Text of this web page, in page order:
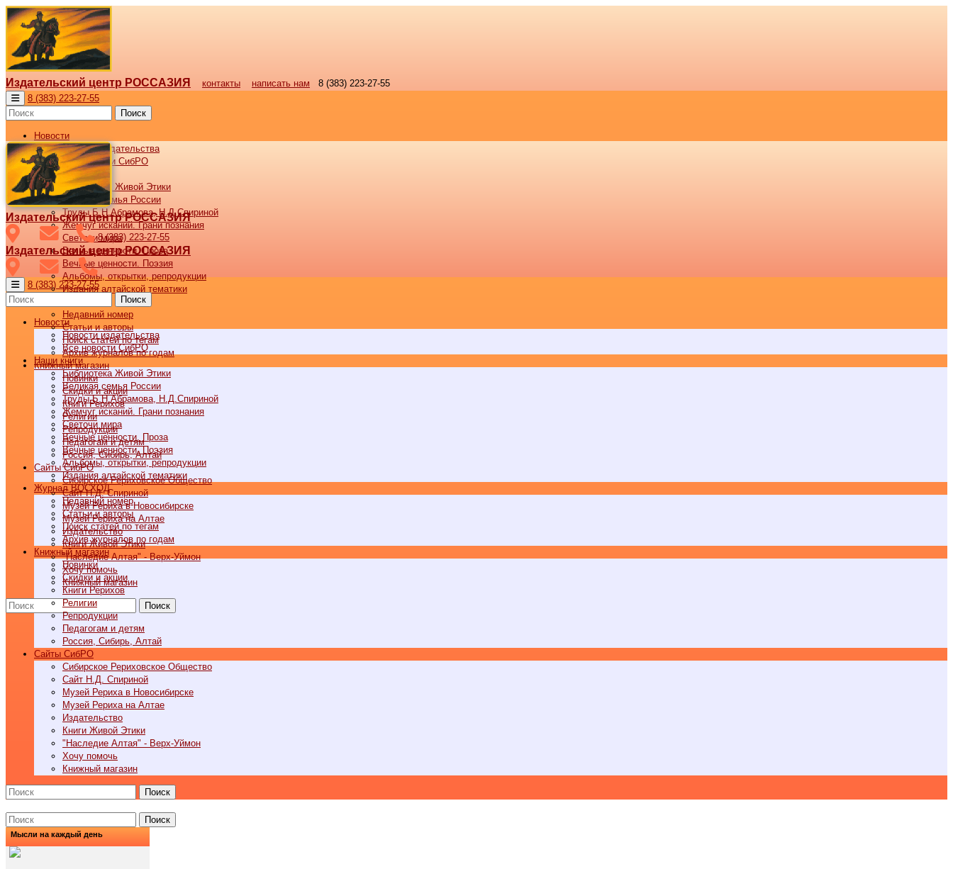
Издательский центр РОССАЗИЯ контакты написать нам
8 (383) 223-27-55
8 (383) 223-27-55
Поиск
Новости
Новости издательства
Все новости СибРО
Наши книги
Библиотека Живой Этики
Великая семья России
Труды Б.Н.Абрамова, Н.Д.Спириной
Жемчуг исканий. Грани познания
Светочи мира
Вечные ценности. Проза
Вечные ценности. Поэзия
Альбомы, открытки, репродукции
Издания алтайской тематики
Недавний номер
Статьи и авторы
Поиск статей по тегам
Архив журналов по годам
Книжный магазин
Новинки
Скидки и акции
Книги Рерихов
Религии
Репродукции
Педагогам и детям
Россия, Сибирь, Алтай
Cайты СибРО
Сибирское Рериховское Общество
Сайт Н.Д. Спириной
Музей Рериха в Новосибирске
Музей Рериха на Алтае
Издательство
Книги Живой Этики
"Наследие Алтая" - Верх-Уймон
Хочу помочь
Книжный магазин
Поиск
Издательский центр РОССАЗИЯ
8 (383) 223-27-55
Издательский центр РОССАЗИЯ
8 (383) 223-27-55
Поиск
Новости
Новости издательства
Все новости СибРО
Наши книги
Библиотека Живой Этики
Великая семья России
Труды Б.Н.Абрамова, Н.Д.Спириной
Жемчуг исканий. Грани познания
Светочи мира
Вечные ценности. Проза
Вечные ценности. Поэзия
Альбомы, открытки, репродукции
Издания алтайской тематики
Журнал ВОСХОД
Недавний номер
Статьи и авторы
Поиск статей по тегам
Архив журналов по годам
Книжный магазин
Новинки
Скидки и акции
Книги Рерихов
Религии
Репродукции
Педагогам и детям
Россия, Сибирь, Алтай
Cайты СибРО
Сибирское Рериховское Общество
Сайт Н.Д. Спириной
Музей Рериха в Новосибирске
Музей Рериха на Алтае
Издательство
Книги Живой Этики
"Наследие Алтая" - Верх-Уймон
Хочу помочь
Книжный магазин
Поиск
Поиск
Мысли на каждый день